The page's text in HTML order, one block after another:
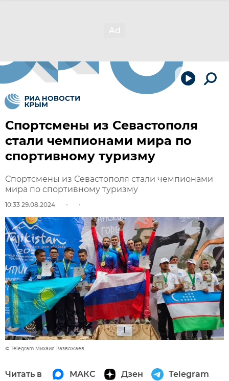
Спортсмены из Севастополя
стали чемпионами мира по
спортивному туризму
Спортсмены из Севастополя стали чемпионами
мира по спортивному туризму
10:33 29.08.2024
© Telegram Михаил Развожаев
Читать в МАКС Дзен Telegram